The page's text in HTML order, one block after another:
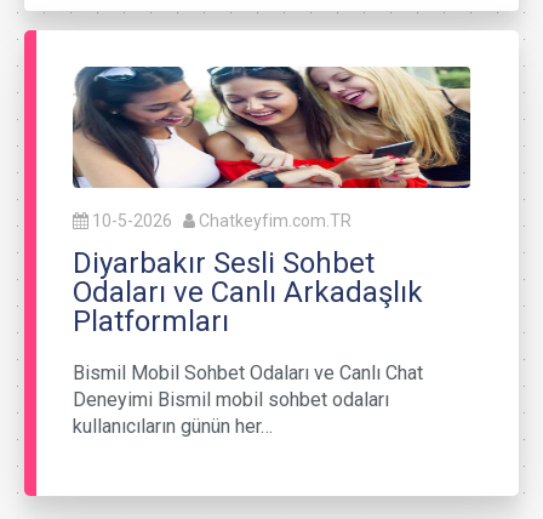
10-5-2026 Chatkeyfim.com.TR
Diyarbakır Sesli Sohbet
Odaları ve Canlı Arkadaşlık
Platformları
Bismil Mobil Sohbet Odaları ve Canlı Chat
Deneyimi Bismil mobil sohbet odaları
kullanıcıların günün her…